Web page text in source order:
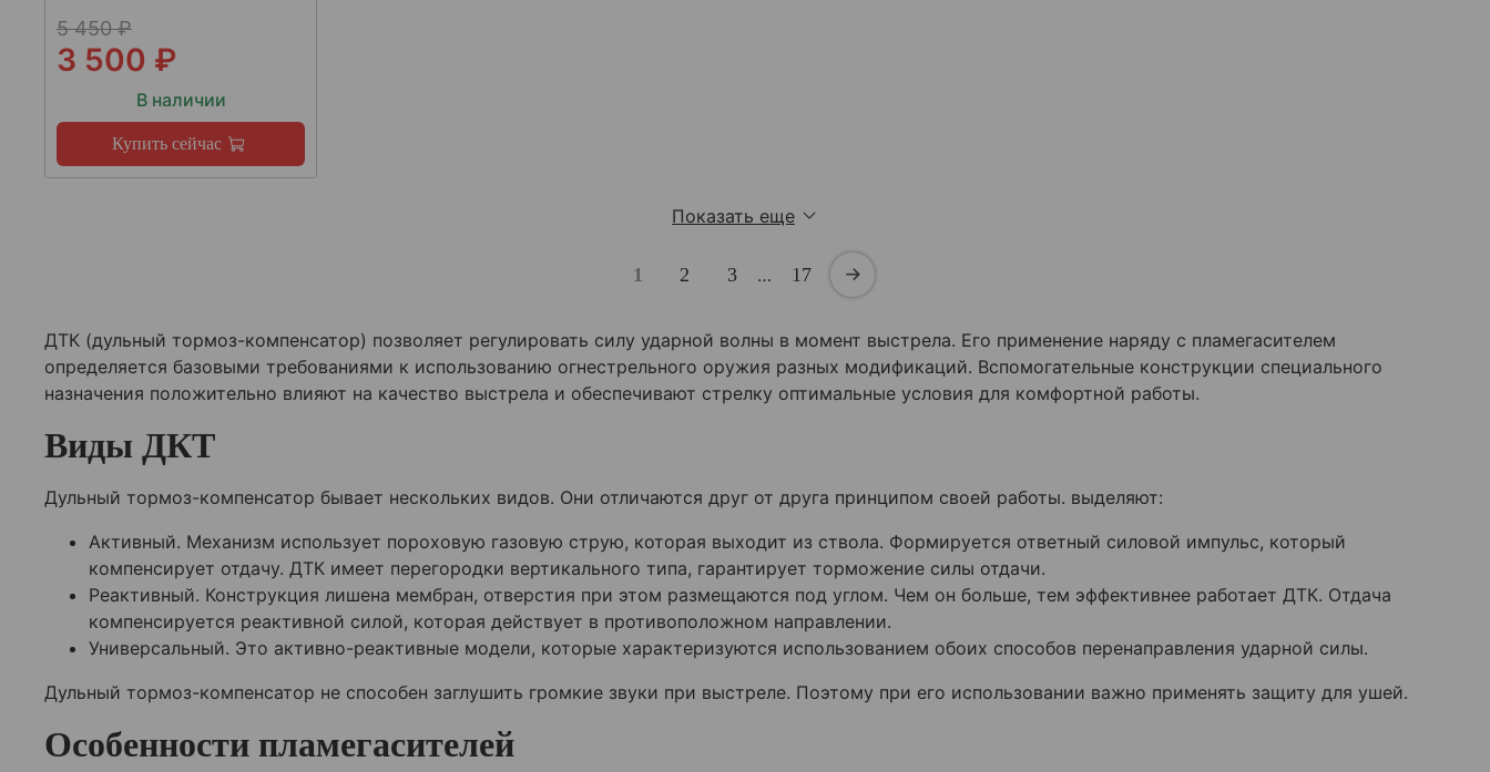
5 450 ₽
3 500 ₽
В наличии
Купить сейчас
Показать еще
1 2 3 … 17
ДТК (дульный тормоз-компенсатор) позволяет регулировать силу ударной волны в момент выстрела. Его применение наряду с пламегасителем
определяется базовыми требованиями к использованию огнестрельного оружия разных модификаций. Вспомогательные конструкции специального
назначения положительно влияют на качество выстрела и обеспечивают стрелку оптимальные условия для комфортной работы.
Виды ДКТ
Дульный тормоз-компенсатор бывает нескольких видов. Они отличаются друг от друга принципом своей работы. выделяют:
Активный. Механизм использует пороховую газовую струю, которая выходит из ствола. Формируется ответный силовой импульс, который
компенсирует отдачу. ДТК имеет перегородки вертикального типа, гарантирует торможение силы отдачи.
Реактивный. Конструкция лишена мембран, отверстия при этом размещаются под углом. Чем он больше, тем эффективнее работает ДТК. Отдача
компенсируется реактивной силой, которая действует в противоположном направлении.
Универсальный. Это активно-реактивные модели, которые характеризуются использованием обоих способов перенаправления ударной силы.
Дульный тормоз-компенсатор не способен заглушить громкие звуки при выстреле. Поэтому при его использовании важно применять защиту для ушей.
Особенности пламегасителей